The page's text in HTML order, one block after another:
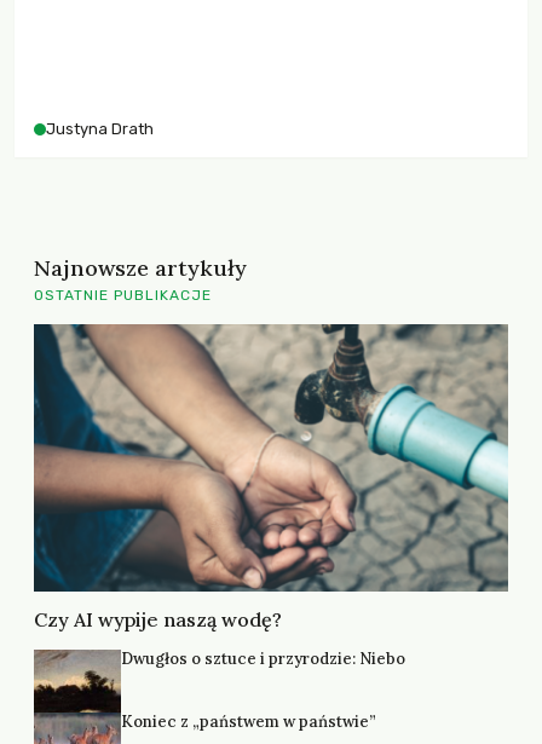
Justyna Drath
Najnowsze artykuły
OSTATNIE PUBLIKACJE
Czy AI wypije naszą wodę?
Dwugłos o sztuce i przyrodzie: Niebo
Koniec z „państwem w państwie”